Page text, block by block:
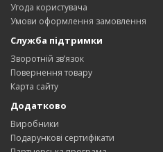
Угода користувача
Умови оформлення замовлення
Служба підтримки
Зворотній зв’язок
Повернення товару
Карта сайту
Додатково
Виробники
Подарункові сертифікати